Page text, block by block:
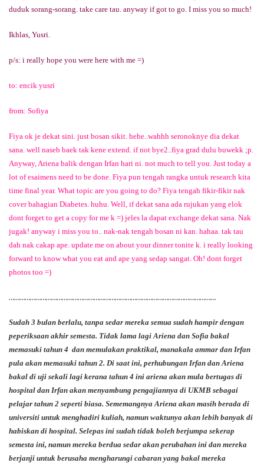
duduk sorang-sorang. take care tau. anyway if got to go. I miss you so much!
Ikhlas, Yusri.
p/s: i really hope you were here with me =)
to: encik yusri
from: Sofiya
Fiya ok je dekat sini. just bosan sikit. hehe..wahhh seronoknye dia dekat
sana. well naseb baek tak kene extend. if not bye2..fiya grad dulu buwekk ;p.
Anyway, Ariena balik dengan Irfan hari ni. not much to tell you. Just today a
lot of esaimens need to be done. Fiya pun tengah rangka untuk research kita
time final year. What topic are you going to do? Fiya tengah fikir-fikir nak
cover bahagian Diabetes. huhu. Well, if dekat sana ada rujukan yang elok
dont forget to get a copy for me k =) jeles la dapat exchange dekat sana. Nak
jugak! anyway i miss you to.. nak-nak tengah bosan ni kan. hahaa. tak tau
dah nak cakap ape. update me on about your dinner tonite k. i really looking
forward to know what you eat and ape yang sedap sangat. Oh! dont forget
photos too =)
………………………………………………………………………………………………………
Sudah 3 bulan berlalu, tanpa sedar mereka semua sudah hampir dengan
peperiksaan akhir semesta. Tidak lama lagi Ariena dan Sofia bakal
memasuki tahun 4 dan memulakan praktikal, manakala ammar dan Irfan
pula akan memasuki tahun 2. Di saat ini, perhubungan Irfan dan Ariena
bakal di uji sekali lagi kerana tahun 4 ini ariena akan mula bertugas di
hospital dan Irfan akan menyambung pengajiannya di UKMB sebagai
pelajar tahun 2 seperti biasa. Sememangnya Ariena akan masih berada di
universiti untuk menghadiri kuliah, namun waktunya akan lebih banyak di
habiskan di hospital. Selepas ini sudah tidak boleh berjumpa sekerap
semesta ini, namun mereka berdua sedar akan perubahan ini dan mereka
berjanji untuk berusaha mengharungi cabaran yang bakal mereka